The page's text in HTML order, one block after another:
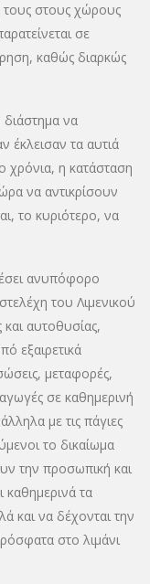
τους στους χώρους
σε
καθώς διαρκώς
να
έκλεισαν τα αυτιά
χρόνια, η κατάσταση
να αντικρίσουν
το κυριότερο, να
ανυπόφορο
του Λιμενικού
αυτοθυσίας,
εξαιρετικά
μεταφορές,
σε καθημερινή
με τις πάγιες
το δικαίωμα
την προσωπική και
καθημερινά τα
και να δέχονται την
στο λιμάνι